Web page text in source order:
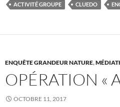
ACTIVITÉ GROUPE CLUEDO
ENQUÊTE GRANDEUR NATURE,
OPÉRATION «
OCTOBRE 11, 2017